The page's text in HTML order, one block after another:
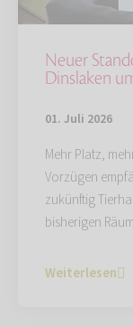
Neuer
Dinslaken
01. Juli 2026
Mehr Platz,
Vorzügen
zukünftig
bisherigen
Weiterlesen